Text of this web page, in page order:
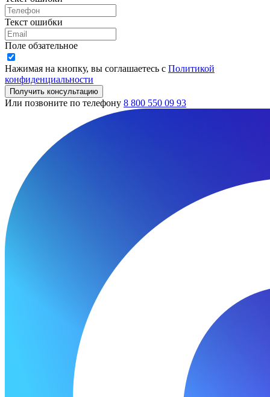
Текст ошибки
Поле обзательное
Нажимая на кнопку, вы соглашаетесь с Политикой
конфиденциальности
Получить консультацию
Или позвоните по телефону 8 800 550 09 93